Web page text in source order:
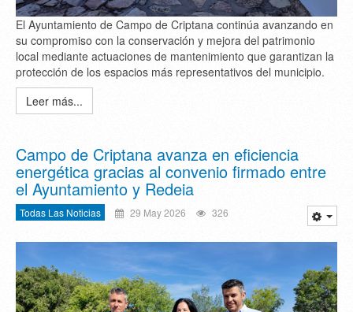
El Ayuntamiento de Campo de Criptana continúa avanzando en
su compromiso con la conservación y mejora del patrimonio
local mediante actuaciones de mantenimiento que garantizan la
protección de los espacios más representativos del municipio.
Leer más...
Campo de Criptana avanza en eficiencia
energética gracias al convenio firmado entre
el Ayuntamiento y Redeia
Todas Las Noticias 29 May 2026 326